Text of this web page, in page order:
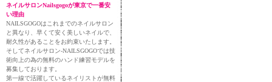
ネイルサロンNailsgogoが東京で一番安
い理由
NAILSGOGOはこれまでのネイルサロン
と異なり、早くて安く美しいネイルで、
耐久性があることをお約束いたします。
そしてネイルサロン-NAILSGOGOでは技
術向上の為の無料のハンド練習モデルを
募集しております。
第一線で活躍しているネイリストが無料